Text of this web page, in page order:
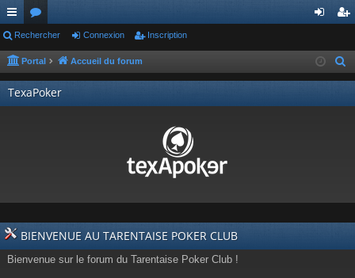
ac
co
ur
ci
or
u
m
s
ne
xi
on
cri
pti
on
Rechercher Connexion Inscription
Portal Accueil du forum
TexaPoker
BIENVENUE AU TARENTAISE POKER CLUB
Bienvenue sur le forum du Tarentaise Poker Club !